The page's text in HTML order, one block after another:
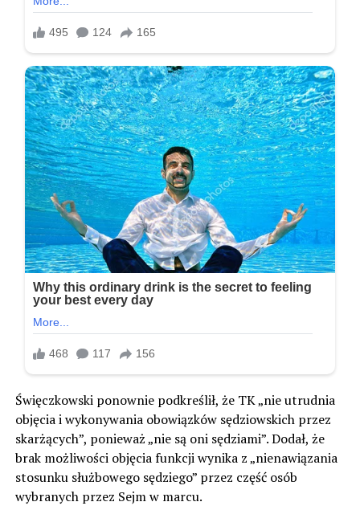
Święczkowski ponownie podkreślił, że TK „nie utrudnia
objęcia i wykonywania obowiązków sędziowskich przez
skarżących”, ponieważ „nie są oni sędziami”. Dodał, że
brak możliwości objęcia funkcji wynika z „nienawiązania
stosunku służbowego sędziego” przez część osób
wybranych przez Sejm w marcu.